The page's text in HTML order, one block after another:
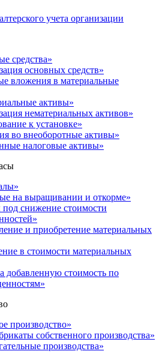
учета организации
средства»
основных средств»
вложения в материальные
активы»
нематериальных активов»
к установке»
во внеоборотные активы»
налоговые активы»
на выращивании и откорме»
под снижение стоимости
и приобретение материальных
в стоимости материальных
добавленную стоимость по
производство»
собственного производства»
производства»